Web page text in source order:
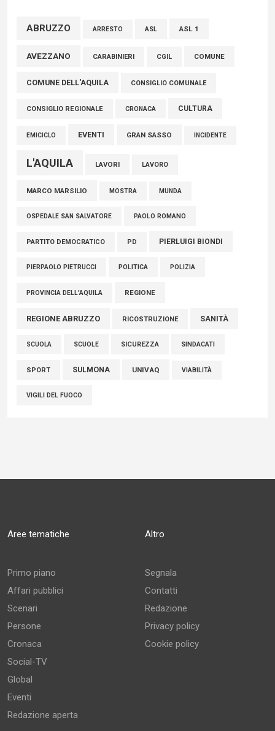
Marcinelle, Verrecchia (FdI): "Un minuto di raccoglimento in
connazionali tra cui molti abruzzesi"
06 Agosto 2026
ABRUZZO ARRESTO ASL ASL 1
AVEZZANO CARABINIERI CGIL COMUNE
COMUNE DELL'AQUILA CONSIGLIO COMUNALE
CONSIGLIO REGIONALE CRONACA CULTURA
EMICICLO EVENTI GRAN SASSO INCIDENTE
L'AQUILA LAVORI LAVORO
MARCO MARSILIO MOSTRA MUNDA
OSPEDALE SAN SALVATORE PAOLO ROMANO
PARTITO DEMOCRATICO PD PIERLUIGI BIONDI
PIERPAOLO PIETRUCCI POLITICA POLIZIA
PROVINCIA DELL'AQUILA REGIONE
REGIONE ABRUZZO RICOSTRUZIONE SANITÀ
SCUOLA SCUOLE SICUREZZA SINDACATI
SPORT SULMONA UNIVAQ VIABILITÀ
VIGILI DEL FUOCO
Aree tematiche
Primo piano
Affari pubblici
Scenari
Persone
Cronaca
Social-TV
Global
Eventi
Redazione aperta
Altro
Segnala
Contatti
Redazione
Privacy policy
Cookie policy